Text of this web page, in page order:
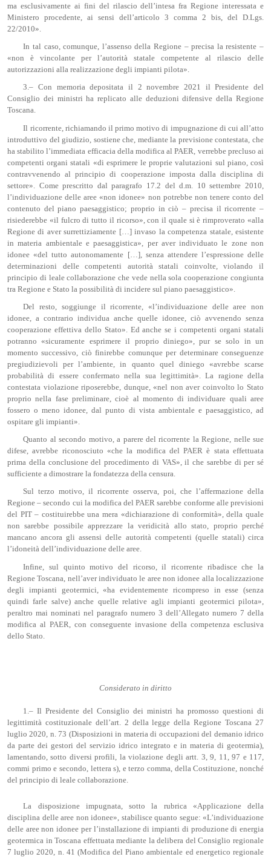
ma esclusivamente ai fini del rilascio dell’intesa fra Regione interessata e
Ministero procedente, ai sensi dell’articolo 3 comma 2 bis, del D.Lgs.
22/2010».
In tal caso, comunque, l’assenso della Regione – precisa la resistente –
«non è vincolante per l’autorità statale competente al rilascio delle
autorizzazioni alla realizzazione degli impianti pilota».
3.– Con memoria depositata il 2 novembre 2021 il Presidente del
Consiglio dei ministri ha replicato alle deduzioni difensive della Regione
Toscana.
Il ricorrente, richiamando il primo motivo di impugnazione di cui all’atto
introduttivo del giudizio, sostiene che, mediante la previsione contestata, che
ha stabilito l’immediata efficacia della modifica al PAER, verrebbe precluso ai
competenti organi statali «di esprimere le proprie valutazioni sul piano, così
contravvenendo al principio di cooperazione imposta dalla disciplina di
settore». Come prescritto dal paragrafo 17.2 del d.m. 10 settembre 2010,
l’individuazione delle aree «non idonee» non potrebbe non tenere conto del
contenuto del piano paesaggistico; proprio in ciò – precisa il ricorrente –
risiederebbe «il fulcro di tutto il ricorso», con il quale si è rimproverato «alla
Regione di aver surrettiziamente […] invaso la competenza statale, esistente
in materia ambientale e paesaggistica», per aver individuato le zone non
idonee «del tutto autonomamente […], senza attendere l’espressione delle
determinazioni delle competenti autorità statali coinvolte, violando il
principio di leale collaborazione che vede nella sola cooperazione congiunta
tra Regione e Stato la possibilità di incidere sul piano paesaggistico».
Del resto, soggiunge il ricorrente, «l’individuazione delle aree non
idonee, a contrario individua anche quelle idonee, ciò avvenendo senza
cooperazione effettiva dello Stato». Ed anche se i competenti organi statali
potranno «sicuramente esprimere il proprio diniego», pur se solo in un
momento successivo, ciò finirebbe comunque per determinare conseguenze
pregiudizievoli per l’ambiente, in quanto quel diniego «avrebbe scarse
probabilità di essere confermato nella sua legittimità». La ragione della
contestata violazione riposerebbe, dunque, «nel non aver coinvolto lo Stato
proprio nella fase preliminare, cioè al momento di individuare quali aree
fossero o meno idonee, dal punto di vista ambientale e paesaggistico, ad
ospitare gli impianti».
Quanto al secondo motivo, a parere del ricorrente la Regione, nelle sue
difese, avrebbe riconosciuto «che la modifica del PAER è stata effettuata
prima della conclusione del procedimento di VAS», il che sarebbe di per sé
sufficiente a dimostrare la fondatezza della censura.
Sul terzo motivo, il ricorrente osserva, poi, che l’affermazione della
Regione – secondo cui la modifica del PAER sarebbe conforme alle previsioni
del PIT – costituirebbe una mera «dichiarazione di conformità», della quale
non sarebbe possibile apprezzare la veridicità allo stato, proprio perché
mancano ancora gli assensi delle autorità competenti (quelle statali) circa
l’idoneità dell’individuazione delle aree.
Infine, sul quinto motivo del ricorso, il ricorrente ribadisce che la
Regione Toscana, nell’aver individuato le aree non idonee alla localizzazione
degli impianti geotermici, «ha evidentemente ricompreso in esse (senza
quindi farle salve) anche quelle relative agli impianti geotermici pilota»,
peraltro mai nominati nel paragrafo numero 3 dell’Allegato numero 7 della
modifica al PAER, con conseguente invasione della competenza esclusiva
dello Stato.
Considerato in diritto
1.– Il Presidente del Consiglio dei ministri ha promosso questioni di
legittimità costituzionale dell’art. 2 della legge della Regione Toscana 27
luglio 2020, n. 73 (Disposizioni in materia di occupazioni del demanio idrico
da parte dei gestori del servizio idrico integrato e in materia di geotermia),
lamentando, sotto diversi profili, la violazione degli artt. 3, 9, 11, 97 e 117,
commi primo e secondo, lettera s), e terzo comma, della Costituzione, nonché
del principio di leale collaborazione.
La disposizione impugnata, sotto la rubrica «Applicazione della
disciplina delle aree non idonee», stabilisce quanto segue: «L’individuazione
delle aree non idonee per l’installazione di impianti di produzione di energia
geotermica in Toscana effettuata mediante la delibera del Consiglio regionale
7 luglio 2020, n. 41 (Modifica del Piano ambientale ed energetico regionale